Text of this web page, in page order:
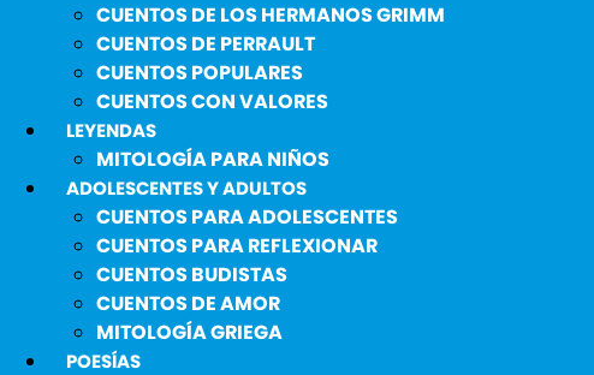
CUENTOS DE LOS HERMANOS GRIMM
CUENTOS DE PERRAULT
CUENTOS POPULARES
CUENTOS CON VALORES
LEYENDAS
MITOLOGÍA PARA NIÑOS
ADOLESCENTES Y ADULTOS
CUENTOS PARA ADOLESCENTES
CUENTOS PARA REFLEXIONAR
CUENTOS BUDISTAS
CUENTOS DE AMOR
MITOLOGÍA GRIEGA
POESÍAS